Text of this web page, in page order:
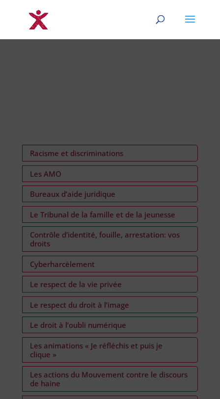
Racisme et discriminations
Les AMO
Bureaux d’aide juridique
Le Tribunal de la famille et de la jeunesse
Contrôle d’identité, fouille, arrestation: vos
droits
Cyberharcèlement
Le respect de la vie privée
Le respect du droit à l’image
Le droit à l’oubli numérique
Les animations « Je réfléchis et puis je
clique »
Les actions du Mouvement contre le discours
de haine